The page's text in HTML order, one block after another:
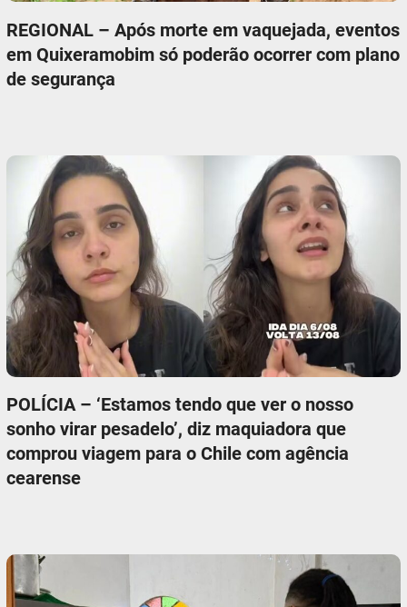
REGIONAL – Após morte em vaquejada, eventos
em Quixeramobim só poderão ocorrer com plano
de segurança
POLÍCIA – ‘Estamos tendo que ver o nosso
sonho virar pesadelo’, diz maquiadora que
comprou viagem para o Chile com agência
cearense